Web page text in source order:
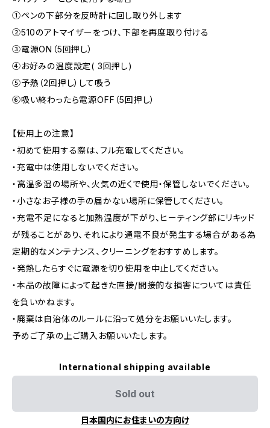
①ペンの下部分を反時計に回し取り外します
②510のアトマイザーをつけ、下部を再度取り付ける
③電源ON（5回押し）
④お好みの温度設定( 3回押し)
⑤予熱（2回押し）して吸う
⑥吸い終わったら電源OFF（5回押し）
【使用上の注意】
・初めて使用する際は、フル充電してください。
・充電中は使用しないでください。
・高温多湿の場所や、火気の近くで使用・保管しないでください。
・小さなお子様の手の届かない場所に保管してください。
・充電不足になると加熱温度が下がり、ヒーティング部にリキッド
が残ることがあり、それにより通電不良が発生する場合がある為
定期的なメンテナンス、クリーニングをおすすめします。
・発熱したらすぐに電源を切り使用を中止してください。
・本品の故障によって起きた直接/間接的な損害については責任
を負いかねます。
・廃棄は自治体のルールに沿って処分をお願いいたします。
予めご了承の上ご購入お願いいたします。
International shipping available
Sold out
日本国内にお住まいの方向け